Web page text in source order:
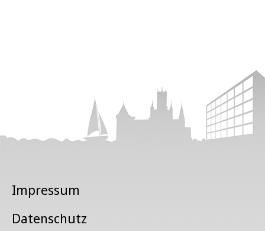
Impressum
Datenschutz